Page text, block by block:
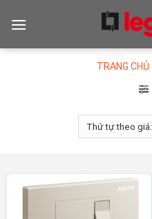
TRANG CHỦ